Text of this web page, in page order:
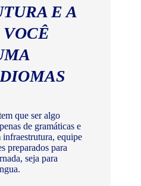
E A
que ser algo
de gramáticas e
equipe
preparados para
seja para